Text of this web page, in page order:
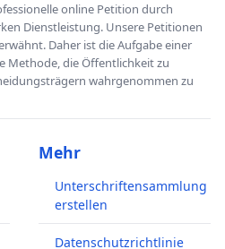
online Petition durch
Dienstleistung. Unsere Petitionen
Daher ist die Aufgabe einer
Methode, die Öffentlichkeit zu
wahrgenommen zu
Mehr
Unterschriftensammlung
erstellen
Datenschutzrichtlinie